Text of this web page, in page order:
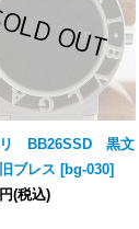
リ BB26SSD 黒文
ブレス [bg-030]
(税込)